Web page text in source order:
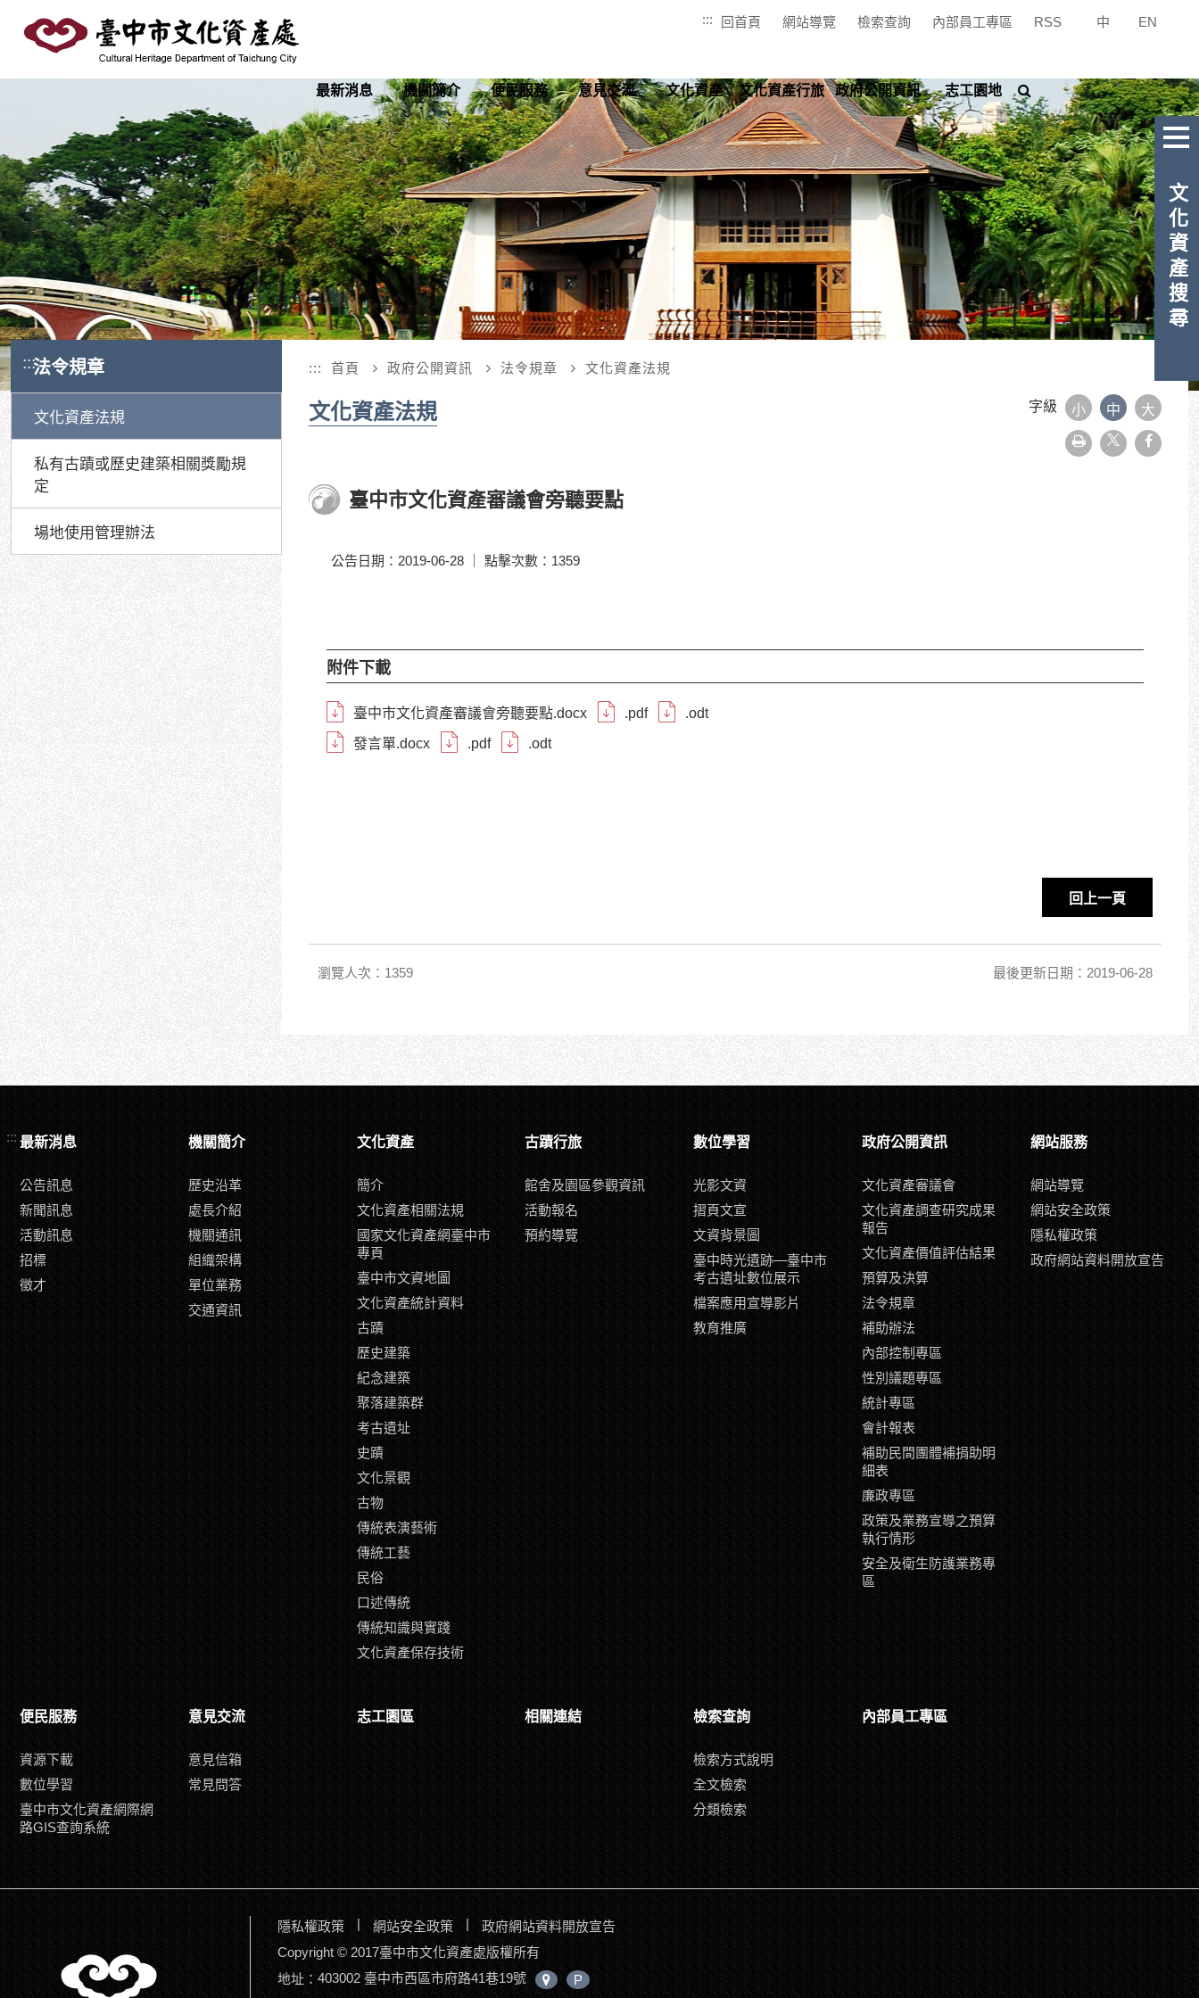
要
塊
::: 回首頁 網站導覽 檢索查詢 內部員工專區 RSS 中 EN
最新消息 機關簡介 便民服務 意見交流 文化資產 文化資產行旅 政府公開資訊 志工園地
尋
:::法令規章
文化資產法規
私有古蹟或歷史建築相關獎勵規
定
場地使用管理辦法
::: 首頁 政府公開資訊 法令規章 文化資產法規
文化資產法規 字級 小 中 大
友
善
臺中市文化資產審議會旁聽要點
公告日期：2019-06-28 ｜ 點擊次數：1359
附件下載
臺中市文化資產審議會旁聽要點.docx .pdf
.odt
發言單.docx
.pdf .odt
回上一頁
瀏覽人次：1359 最後更新日期：2019-06-28
::: 最新消息
公告訊息
新聞訊息
活動訊息
招標
徵才
機關簡介
歷史沿革
處長介紹
機關通訊
組織架構
單位業務
交通資訊
文化資產
簡介
文化資產相關法規
國家文化資產網臺中市
專頁
臺中市文資地圖
文化資產統計資料
古蹟
歷史建築
紀念建築
聚落建築群
考古遺址
史蹟
文化景觀
古物
傳統表演藝術
傳統工藝
民俗
口述傳統
傳統知識與實踐
文化資產保存技術
古蹟行旅
館舍及園區參觀資訊
活動報名
預約導覽
數位學習
光影文資
摺頁文宣
文資背景圖
臺中時光遺跡—臺中市
考古遺址數位展示
檔案應用宣導影片
教育推廣
政府公開資訊
文化資產審議會
文化資產調查研究成果
報告
文化資產價值評估結果
預算及決算
法令規章
補助辦法
內部控制專區
性別議題專區
統計專區
會計報表
補助民間團體補捐助明
細表
廉政專區
政策及業務宣導之預算
執行情形
安全及衛生防護業務專
區
網站服務
網站導覽
網站安全政策
隱私權政策
政府網站資料開放宣告
便民服務
資源下載
數位學習
臺中市文化資產網際網
路GIS查詢系統
意見交流
意見信箱
常見問答
志工園區 相關連結 檢索查詢
檢索方式說明
全文檢索
分類檢索
內部員工專區
隱私權政策 網站安全政策
政府網站資料開放宣告
Copyright © 2017臺中市文化資產處版權所有
地址： 403002 臺中市西區市府路41巷19號
中
心
P
文化資產搜尋